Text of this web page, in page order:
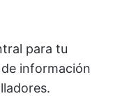
para tu
información